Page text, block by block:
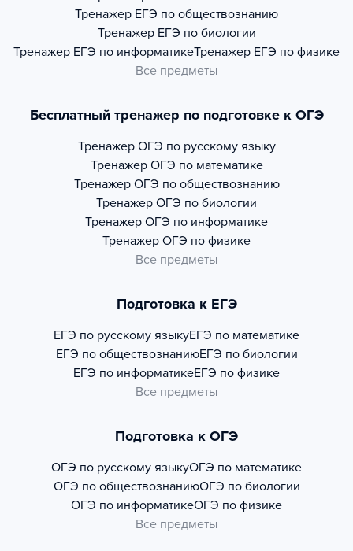
Тренажер ЕГЭ по обществознанию
Тренажер ЕГЭ по биологии
Тренажер ЕГЭ по информатикеТренажер ЕГЭ по физике
Все предметы
Бесплатный тренажер по подготовке к ОГЭ
Тренажер ОГЭ по русскому языку
Тренажер ОГЭ по математике
Тренажер ОГЭ по обществознанию
Тренажер ОГЭ по биологии
Тренажер ОГЭ по информатике
Тренажер ОГЭ по физике
Все предметы
Подготовка к ЕГЭ
ЕГЭ по русскому языкуЕГЭ по математике
ЕГЭ по обществознаниюЕГЭ по биологии
ЕГЭ по информатикеЕГЭ по физике
Все предметы
Подготовка к ОГЭ
ОГЭ по русскому языкуОГЭ по математике
ОГЭ по обществознаниюОГЭ по биологии
ОГЭ по информатикеОГЭ по физике
Все предметы